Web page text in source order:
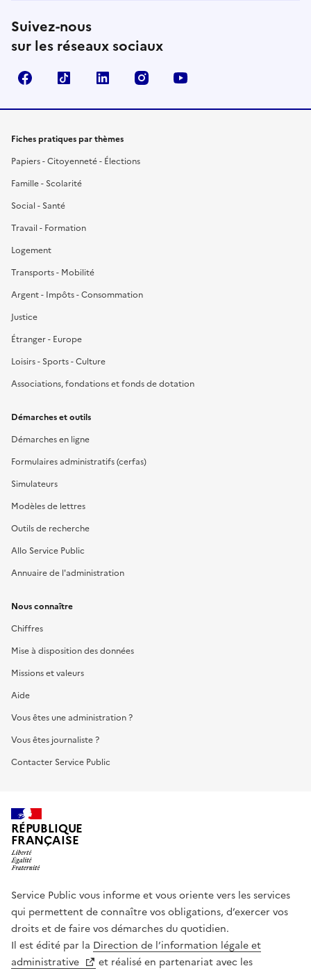
Suivez-nous
sur les réseaux sociaux
FacebookTikTok LinkedIn Instagram
Fiches pratiques par thèmes
Papiers - Citoyenneté - Élections
Famille - Scolarité
Social - Santé
Travail - Formation
Logement
Transports - Mobilité
Argent - Impôts - Consommation
Justice
Étranger - Europe
Loisirs - Sports - Culture
Associations, fondations et fonds de dotation
Démarches et outils
Démarches en ligne
Formulaires administratifs (cerfas)
Simulateurs
Modèles de lettres
Outils de recherche
Allo Service Public
Annuaire de l'administration
Nous connaître
Chiffres
Mise à disposition des données
Missions et valeurs
Aide
Vous êtes une administration ?
Vous êtes journaliste ?
Contacter Service Public
RÉPUBLIQUE
FRANÇAISE
Service Public vous informe et vous oriente vers les services
qui permettent de connaître vos obligations, d’exercer vos
droits et de faire vos démarches du quotidien.
Il est édité par la Direction de l’information légale et
administrative
et réalisé en partenariat avec les